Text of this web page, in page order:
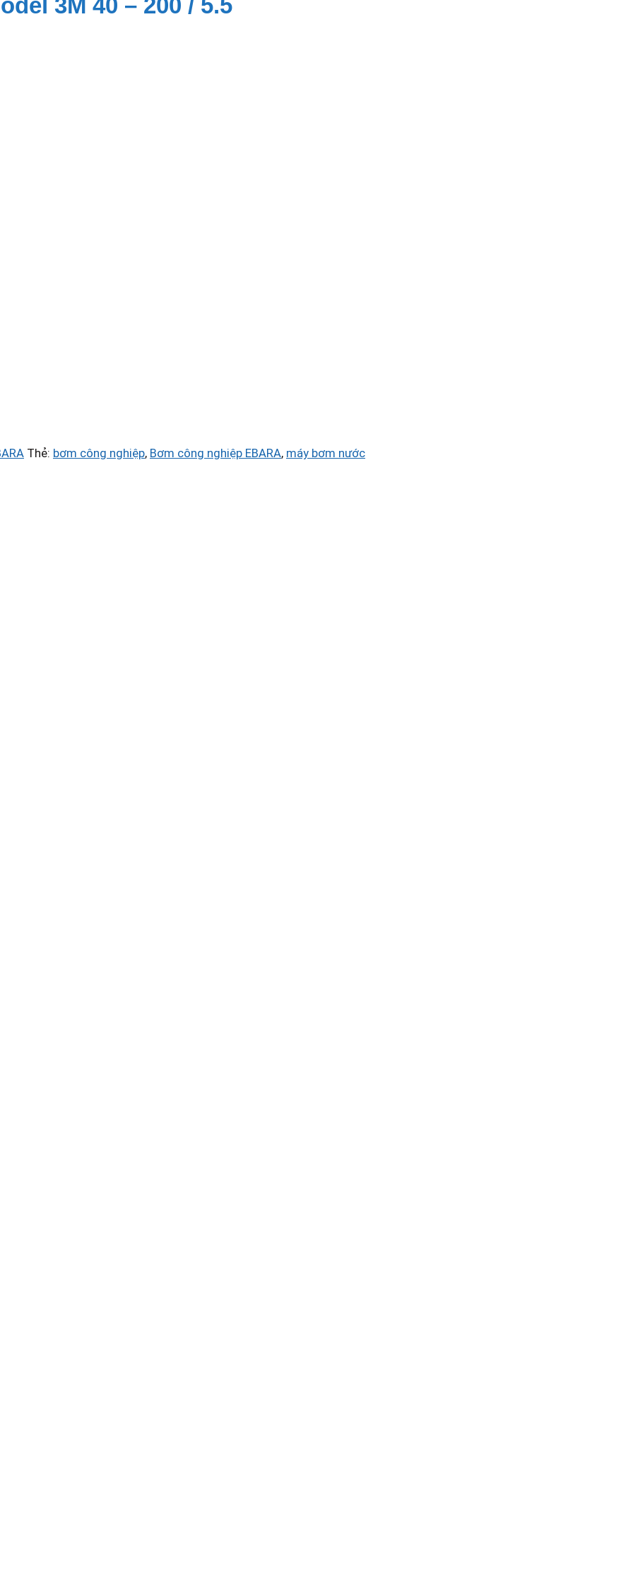
Thẻ: bơm công nghiệp, Bơm công nghiệp EBARA, máy bơm nước